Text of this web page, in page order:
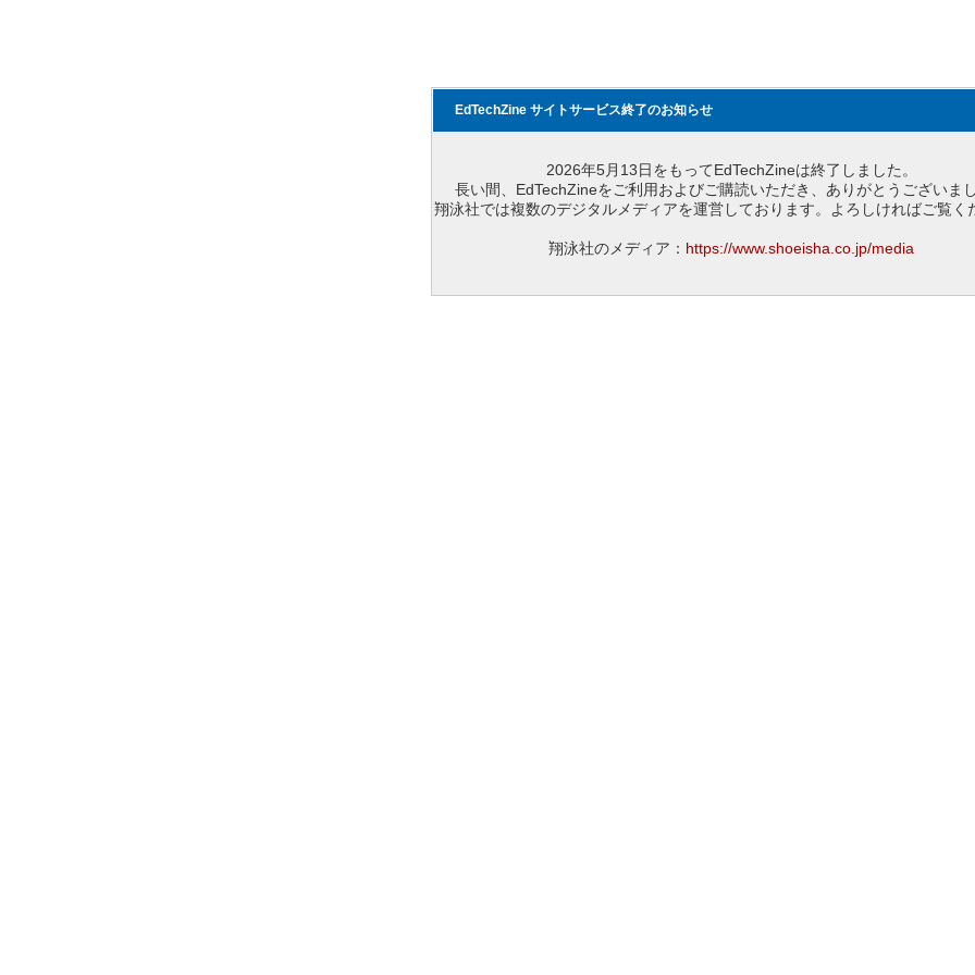
EdTechZine サイトサービス終了のお知らせ
2026年5月13日をもってEdTechZineは終了しました。
長い間、EdTechZineをご利用およびご購読いただき、ありがとうございまし
翔泳社では複数のデジタルメディアを運営しております。よろしければご覧く
翔泳社のメディア： https://www.shoeisha.co.jp/media